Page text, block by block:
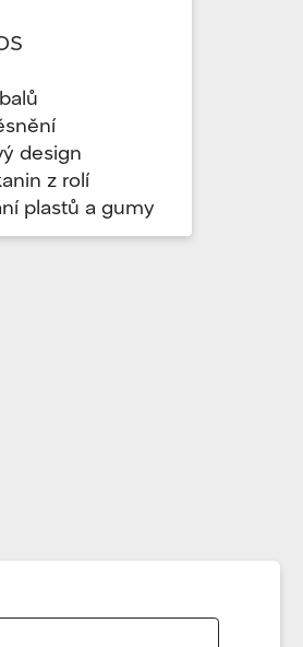
design
z rolí
plastů a gumy